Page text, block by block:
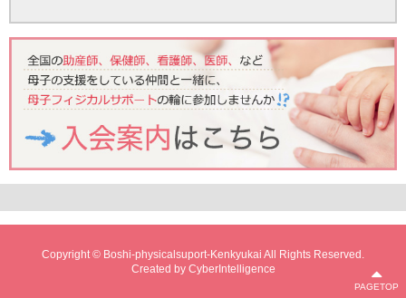
Copyright © Boshi-physicalsuport-Kenkyukai All Rights Reserved.
Created by CyberIntelligence
PAGETOP